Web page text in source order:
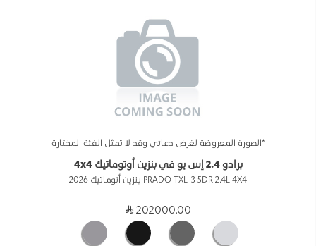
*الصورة المعروضة لغرض دعائي وقد لا تمثل الفئة المختارة
برادو 2.4 إس يو في بنزين أوتوماتيك 4x4
PRADO TXL-3 5DR 2.4L 4X4 بنزين أتوماتيك 2026
202000.00